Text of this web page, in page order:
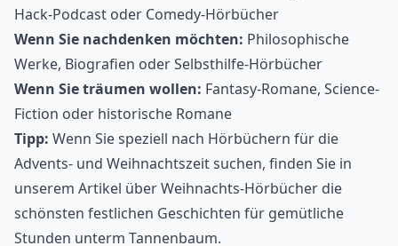
Hack-Podcast oder Comedy-Hörbücher
Wenn Sie nachdenken möchten: Philosophische
Werke, Biografien oder Selbsthilfe-Hörbücher
Wenn Sie träumen wollen: Fantasy-Romane, Science-
Fiction oder historische Romane
Tipp: Wenn Sie speziell nach Hörbüchern für die
Advents- und Weihnachtszeit suchen, finden Sie in
unserem Artikel überWeihnachts-Hörbücher die
schönsten festlichen Geschichten für gemütliche
Stunden unterm Tannenbaum.